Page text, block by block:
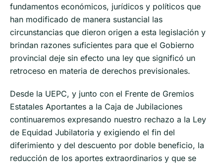
fundamentos económicos, jurídicos y políticos que
han modificado de manera sustancial las
circunstancias que dieron origen a esta legislación y
brindan razones suficientes para que el Gobierno
provincial deje sin efecto una ley que significó un
retroceso en materia de derechos previsionales.
Desde la UEPC, y junto con el Frente de Gremios
Estatales Aportantes a la Caja de Jubilaciones
continuaremos expresando nuestro rechazo a la Ley
de Equidad Jubilatoria y exigiendo el fin del
diferimiento y del descuento por doble beneficio, la
reducción de los aportes extraordinarios y que se